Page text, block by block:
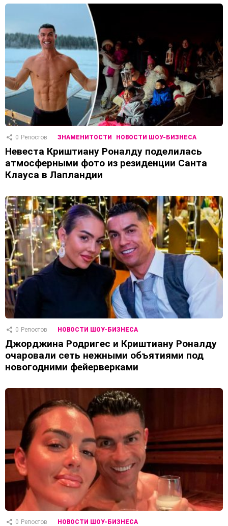
0 Репостов ЗНАМЕНИТОСТИ НОВОСТИ ШОУ-БИЗНЕСА
Невеста Криштиану Роналду поделилась
атмосферными фото из резиденции Санта
Клауса в Лапландии
0 Репостов НОВОСТИ ШОУ-БИЗНЕСА
Джорджина Родригес и Криштиану Роналду
очаровали сеть нежными объятиями под
новогодними фейерверками
0 Репостов НОВОСТИ ШОУ-БИЗНЕСА